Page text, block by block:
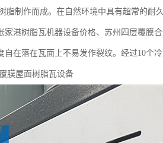
制作而成。在自然环境中具有超常的耐
港树脂瓦机器设备价格、苏州四层覆膜
在落在瓦面上不易发作裂纹。经过10个
膜屋面树脂瓦设备